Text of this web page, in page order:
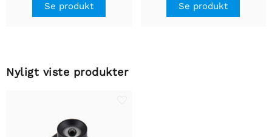
Se produkt Se produkt
Nyligt viste produkter